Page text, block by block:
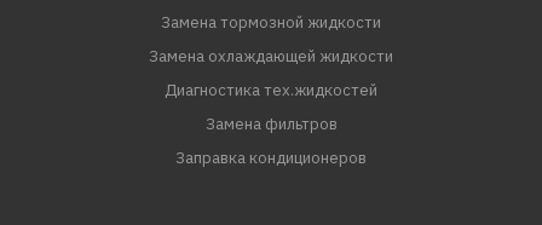
Замена тормозной жидкости
Замена охлаждающей жидкости
Диагностика тех.жидкостей
Замена фильтров
Заправка кондиционеров